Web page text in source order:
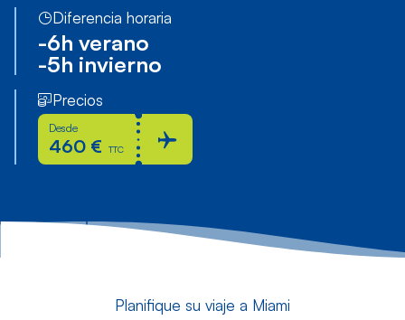
Diferencia horaria
-6h verano
-5h invierno
Precios
Desde
460 € TTC
Planifique su viaje a Miami